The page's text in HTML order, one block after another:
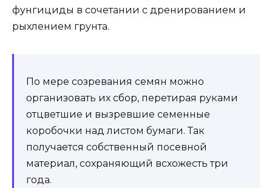
фунгициды в сочетании с дренированием и
рыхлением грунта.
По мере созревания семян можно
организовать их сбор, перетирая руками
отцветшие и вызревшие семенные
коробочки над листом бумаги. Так
получается собственный посевной
материал, сохраняющий всхожесть три
года.